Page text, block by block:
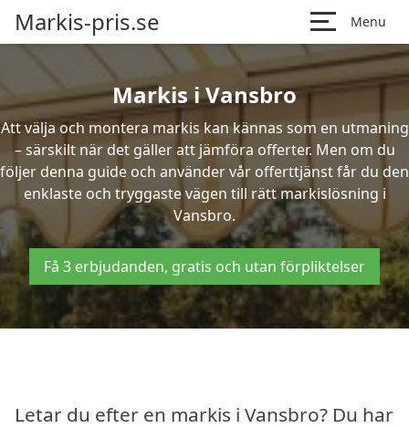
Markis-pris.se Menu
Markis i Vansbro
Att välja och montera markis kan kännas som en utmaning
– särskilt när det gäller att jämföra offerter. Men om du
följer denna guide och använder vår offerttjänst får du den
enklaste och tryggaste vägen till rätt markislösning i
Vansbro.
Få 3 erbjudanden, gratis och utan förpliktelser
Letar du efter en markis i Vansbro? Du har